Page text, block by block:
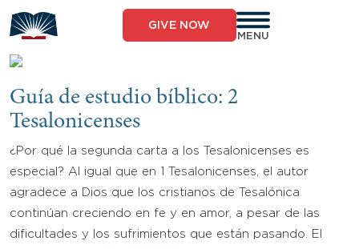
to
content
GIVE NOW
MENU
Guía de estudio bíblico: 2
Tesalonicenses
¿Por qué la segunda carta a los Tesalonicenses es
especial? Al igual que en 1 Tesalonicenses, el autor
agradece a Dios que los cristianos de Tesalónica
continúan creciendo en fe y en amor, a pesar de las
dificultades y los sufrimientos que están pasando. El